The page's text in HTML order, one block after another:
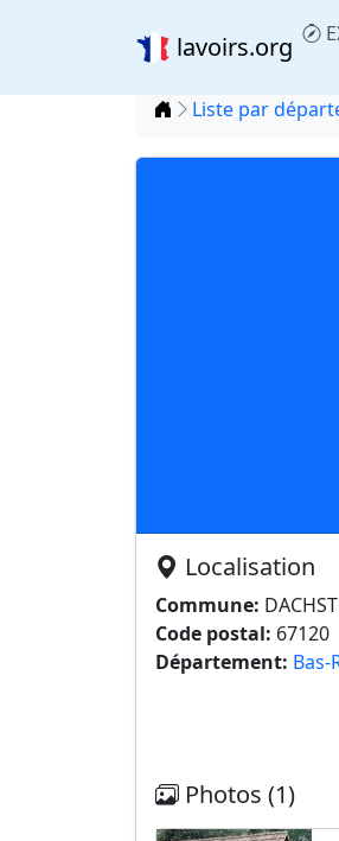
lavoirs.org
Accueil
Liste par
Localisation
Commune:
Code postal: 67120
Département: Bas-
Photos (1)